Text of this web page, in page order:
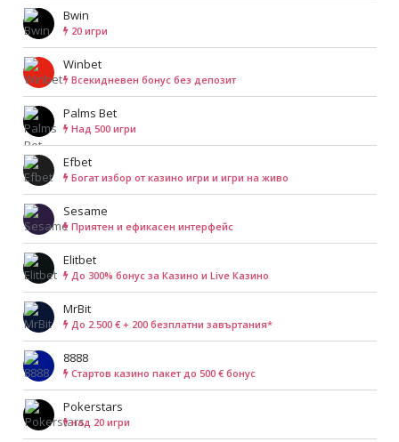
Bwin
20 игри
Winbet
Всекидневен бонус без депозит
Palms Bet
Над 500 игри
Efbet
Богат избор от казино игри и игри на живо
Sesame
Приятен и ефикасен интерфейс
Elitbet
До 300% бонус за Казино и Live Казино
MrBit
До 2.500 € + 200 безплатни завъртания*
8888
Cтартов казино пакет до 500 € бонус
Pokerstars
над 20 игри